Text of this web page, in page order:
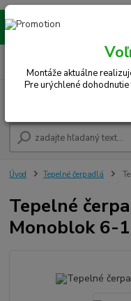
Montáže realizujeme na
(Po-Pia, 8-15 hod.)
Úvod Tepelné čerpadlá
Tepelné
Monoblok 6-
Montáže aktuálne
Pre urýchlené